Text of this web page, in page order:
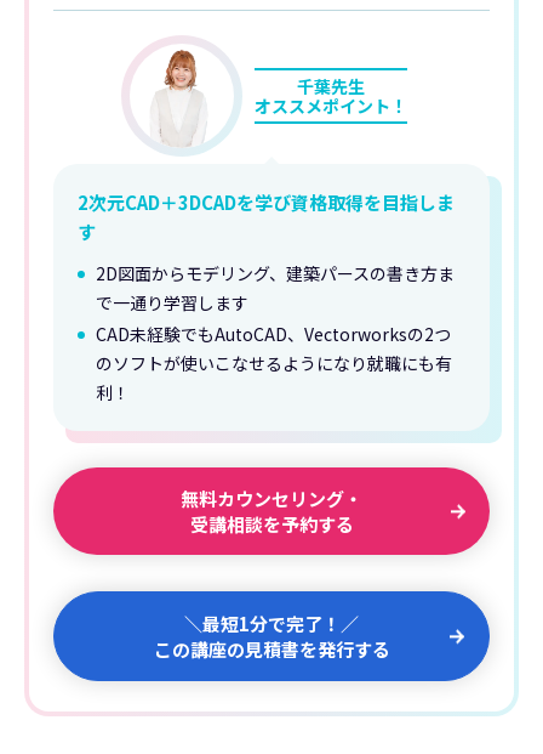
千葉先生
オススメポイント！
2次元CAD＋3DCADを学び資格取得を目指しま
す
2D図面からモデリング、建築パースの書き方ま
で一通り学習します
CAD未経験でもAutoCAD、Vectorworksの2つ
のソフトが使いこなせるようになり就職にも有
利！
無料カウンセリング・
受講相談を予約する
＼最短1分で完了！／
この講座の見積書を発行する